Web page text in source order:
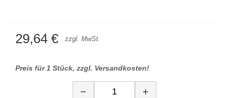
29,64 € zzgl. MwSt.
Preis für 1 Stück, zzgl. Versandkosten!
Menge
− +